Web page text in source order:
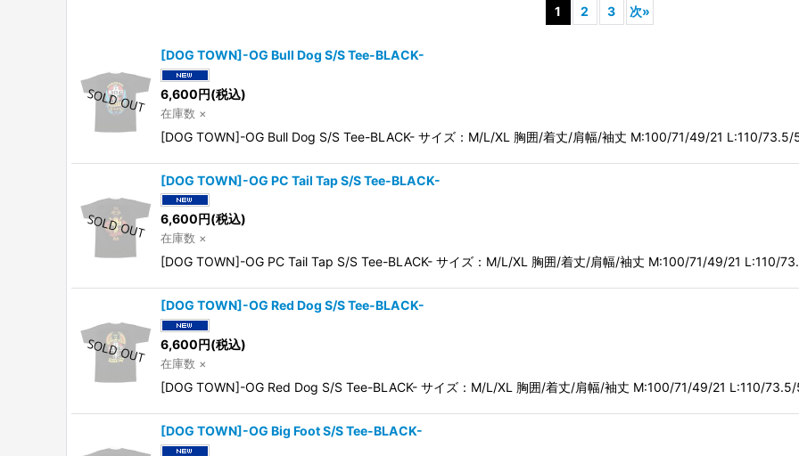
並び順
絞り込む
1 2 3 次»
[DOG TOWN]-OG Bull Dog S/S Tee-BLACK-
6,600円(税込)
在庫数 ×
[DOG TOWN]-OG Bull Dog S/S Tee-BLACK- サイズ：M/L/XL 胸囲/着丈/肩幅/袖丈 M:100/71/49/21 L:110/
[DOG TOWN]-OG PC Tail Tap S/S Tee-BLACK-
6,600円(税込)
在庫数 ×
[DOG TOWN]-OG PC Tail Tap S/S Tee-BLACK- サイズ：M/L/XL 胸囲/着丈/肩幅/袖丈 M:100/71/49/21 L:110/
[DOG TOWN]-OG Red Dog S/S Tee-BLACK-
6,600円(税込)
在庫数 ×
[DOG TOWN]-OG Red Dog S/S Tee-BLACK- サイズ：M/L/XL 胸囲/着丈/肩幅/袖丈 M:100/71/49/21 L:110/
[DOG TOWN]-OG Big Foot S/S Tee-BLACK-